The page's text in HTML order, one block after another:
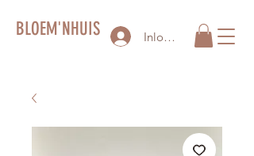
BLOEM'NHUIS Inloggen